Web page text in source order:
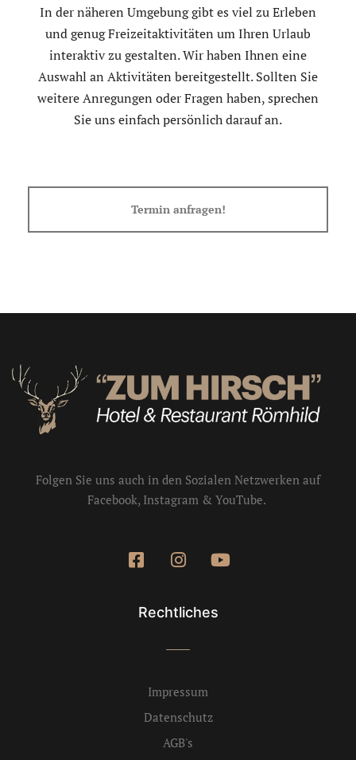
In der näheren Umgebung gibt es viel zu Erleben
und genug Freizeitaktivitäten um Ihren Urlaub
interaktiv zu gestalten. Wir haben Ihnen eine
Auswahl an Aktivitäten bereitgestellt. Sollten Sie
weitere Anregungen oder Fragen haben, sprechen
Sie uns einfach persönlich darauf an.
Termin anfragen!
Folgen Sie uns auch in den Sozialen Netzwerken auf
Facebook, Instagram & YouTube.
Rechtliches
Impressum
Datenschutz
AGB's